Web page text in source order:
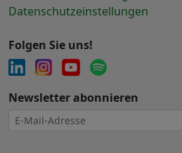
Datenschutzeinstellungen
Folgen Sie uns!
Newsletter abonnieren